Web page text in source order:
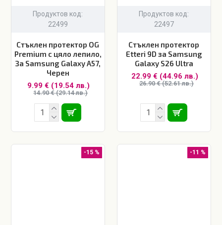
Продуктов код:
22499
Стъклен протектор OG
Premium с цяло лепило,
За Samsung Galaxy A57,
Черен
9.99 € (19.54 лв.)
14.90 € (29.14 лв.)
Продуктов код:
22497
Стъклен протектор
Etteri 9D за Samsung
Galaxy S26 Ultra
22.99 € (44.96 лв.)
26.90 € (52.61 лв.)
-15 % -11 %